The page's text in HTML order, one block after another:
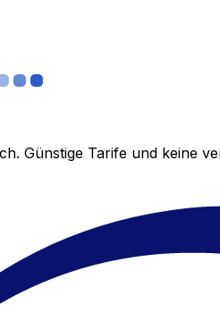
Günstige Tarife und keine